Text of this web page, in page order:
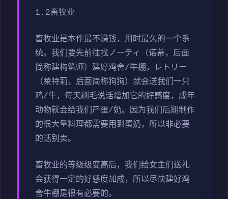
1.2畜牧业
畜牧业是本作最不赚钱，用时最久的一个系
统。我们要先前往找ノーティ（诺蒂，后面
简称建构筑师）建好鸡舍/牛棚，レトリー
（莱特莉，后面简称狗狗）就会送我们一只
鸡/牛，每天刷毛说话增加它的好感度，成年
动物就会给我们产蛋/奶。因为我们后期制作
的很大量料理都需要用到蛋奶，所以非必要
的话别卖。
畜牧业的等级级变高后，我们给女主们送礼
会获得一定的好感度加成，所以尽快建好鸡
舍牛棚是很有必要的。